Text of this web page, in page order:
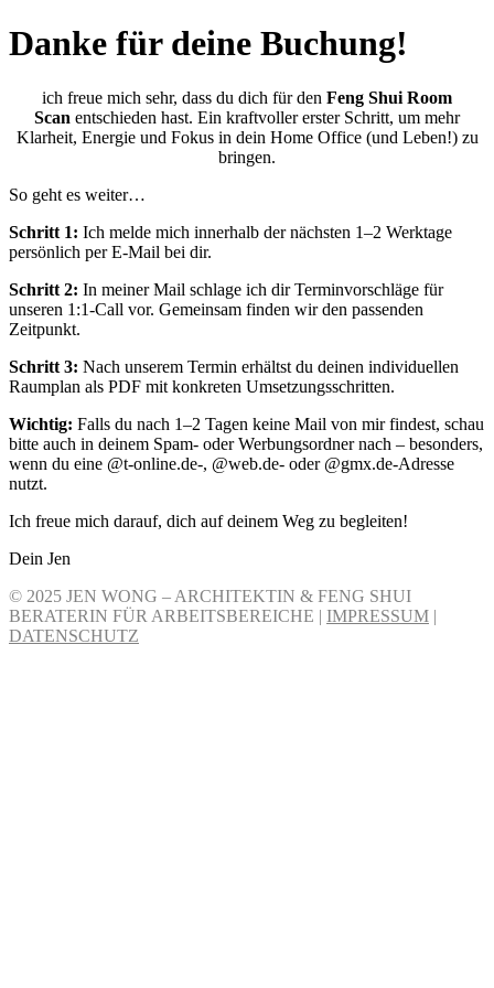
Danke für deine Buchung!
ich freue mich sehr, dass du dich für den Feng Shui Room
Scan entschieden hast. Ein kraftvoller erster Schritt, um mehr
Klarheit, Energie und Fokus in dein Home Office (und Leben!) zu
bringen.
So geht es weiter…
Schritt 1: Ich melde mich innerhalb der nächsten 1–2 Werktage
persönlich per E-Mail bei dir.
Schritt 2: In meiner Mail schlage ich dir Terminvorschläge für
unseren 1:1-Call vor. Gemeinsam finden wir den passenden
Zeitpunkt.
Schritt 3: Nach unserem Termin erhältst du deinen individuellen
Raumplan als PDF mit konkreten Umsetzungsschritten.
Wichtig: Falls du nach 1–2 Tagen keine Mail von mir findest, schau
bitte auch in deinem Spam- oder Werbungsordner nach – besonders,
wenn du eine @t-online.de-, @web.de- oder @gmx.de-Adresse
nutzt.
Ich freue mich darauf, dich auf deinem Weg zu begleiten!
Dein Jen
© 2025 JEN WONG – ARCHITEKTIN & FENG SHUI
BERATERIN FÜR ARBEITSBEREICHE | IMPRESSUM |
DATENSCHUTZ